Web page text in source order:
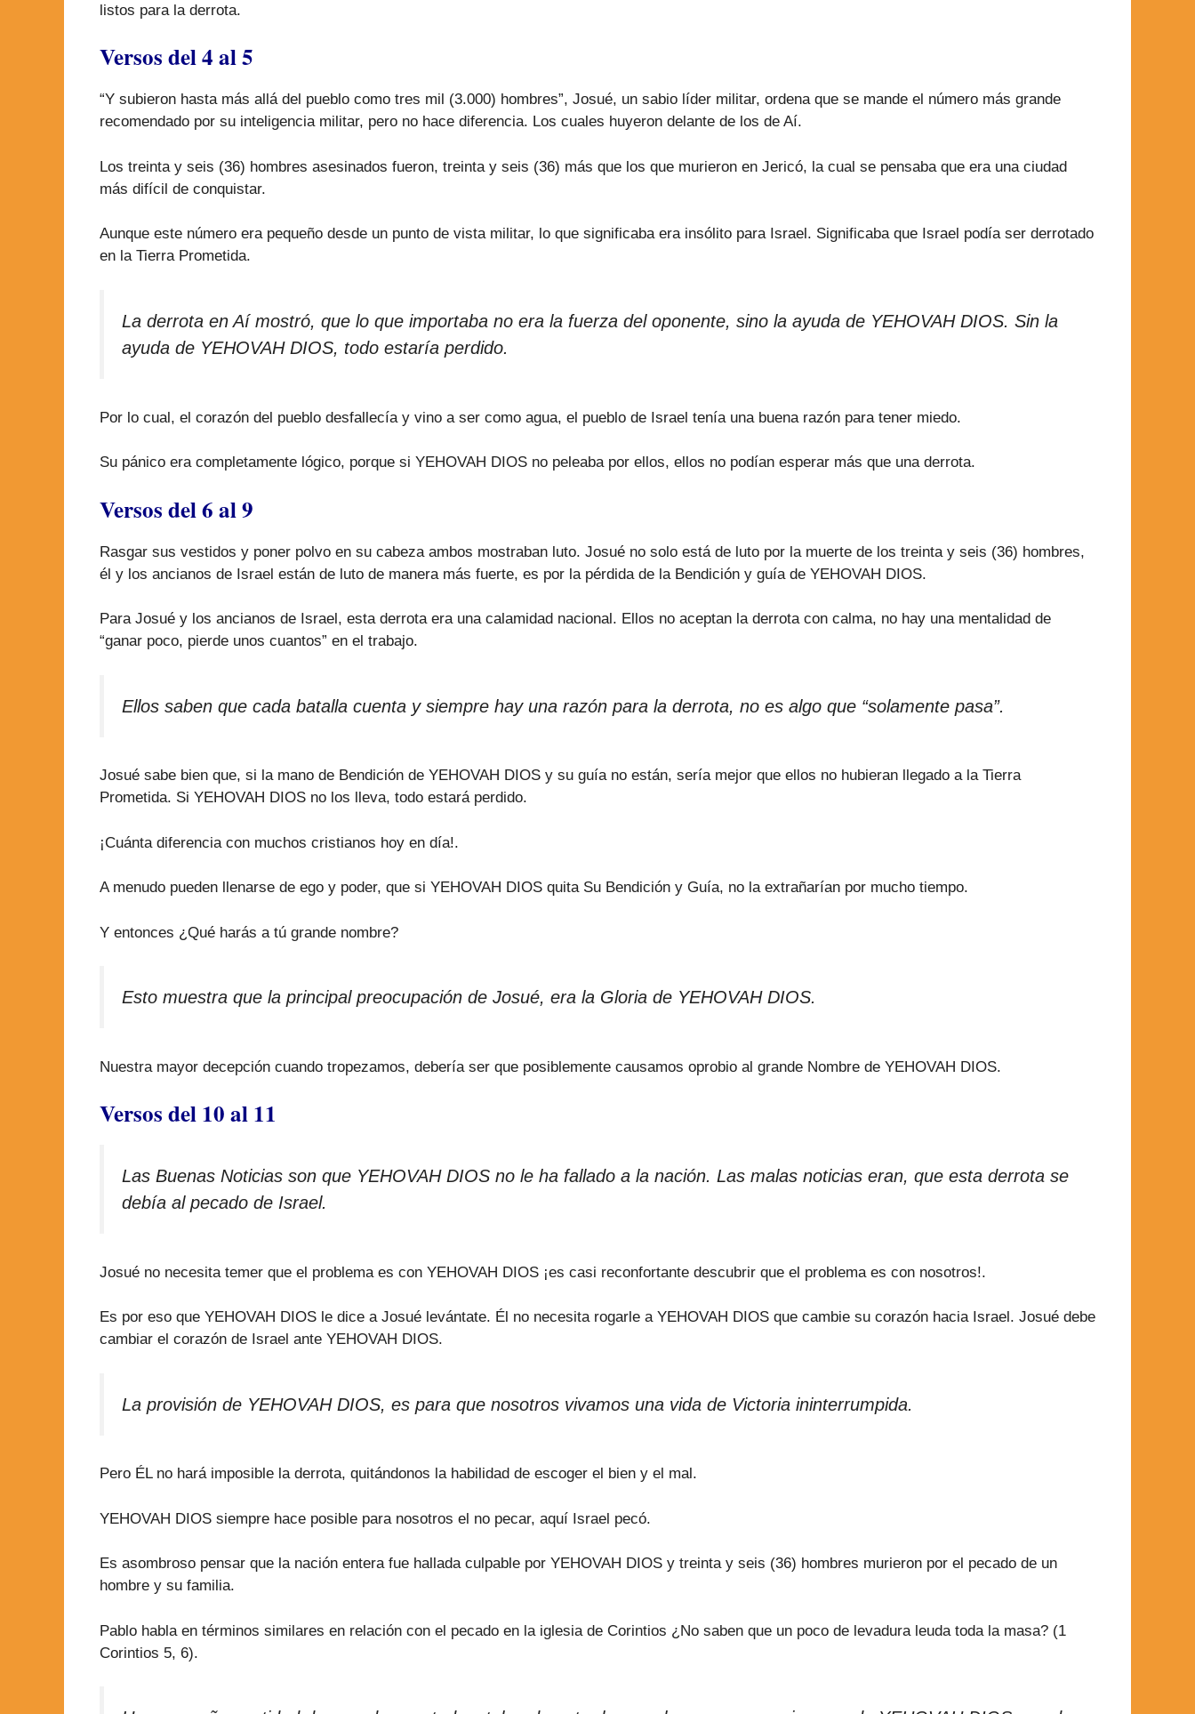
listos para la derrota.
Versos del 4 al 5
“Y subieron hasta más allá del pueblo como tres mil (3.000) hombres”, Josué, un sabio líder militar, ordena que se mande el número más grande
recomendado por su inteligencia militar, pero no hace diferencia. Los cuales huyeron delante de los de Aí.
Los treinta y seis (36) hombres asesinados fueron, treinta y seis (36) más que los que murieron en Jericó, la cual se pensaba que era una ciudad
más difícil de conquistar.
Aunque este número era pequeño desde un punto de vista militar, lo que significaba era insólito para Israel. Significaba que Israel podía ser derrotado
en la Tierra Prometida.
La derrota en Aí mostró, que lo que importaba no era la fuerza del oponente, sino la ayuda de YEHOVAH DIOS. Sin la
ayuda de YEHOVAH DIOS, todo estaría perdido.
Por lo cual, el corazón del pueblo desfallecía y vino a ser como agua, el pueblo de Israel tenía una buena razón para tener miedo.
Su pánico era completamente lógico, porque si YEHOVAH DIOS no peleaba por ellos, ellos no podían esperar más que una derrota.
Versos del 6 al 9
Rasgar sus vestidos y poner polvo en su cabeza ambos mostraban luto. Josué no solo está de luto por la muerte de los treinta y seis (36) hombres,
él y los ancianos de Israel están de luto de manera más fuerte, es por la pérdida de la Bendición y guía de YEHOVAH DIOS.
Para Josué y los ancianos de Israel, esta derrota era una calamidad nacional. Ellos no aceptan la derrota con calma, no hay una mentalidad de
“ganar poco, pierde unos cuantos” en el trabajo.
Ellos saben que cada batalla cuenta y siempre hay una razón para la derrota, no es algo que “solamente pasa”.
Josué sabe bien que, si la mano de Bendición de YEHOVAH DIOS y su guía no están, sería mejor que ellos no hubieran llegado a la Tierra
Prometida. Si YEHOVAH DIOS no los lleva, todo estará perdido.
¡Cuánta diferencia con muchos cristianos hoy en día!.
A menudo pueden llenarse de ego y poder, que si YEHOVAH DIOS quita Su Bendición y Guía, no la extrañarían por mucho tiempo.
Y entonces ¿Qué harás a tú grande nombre?
Esto muestra que la principal preocupación de Josué, era la Gloria de YEHOVAH DIOS.
Nuestra mayor decepción cuando tropezamos, debería ser que posiblemente causamos oprobio al grande Nombre de YEHOVAH DIOS.
Versos del 10 al 11
Las Buenas Noticias son que YEHOVAH DIOS no le ha fallado a la nación. Las malas noticias eran, que esta derrota se
debía al pecado de Israel.
Josué no necesita temer que el problema es con YEHOVAH DIOS ¡es casi reconfortante descubrir que el problema es con nosotros!.
Es por eso que YEHOVAH DIOS le dice a Josué levántate. Él no necesita rogarle a YEHOVAH DIOS que cambie su corazón hacia Israel. Josué debe
cambiar el corazón de Israel ante YEHOVAH DIOS.
La provisión de YEHOVAH DIOS, es para que nosotros vivamos una vida de Victoria ininterrumpida.
Pero ÉL no hará imposible la derrota, quitándonos la habilidad de escoger el bien y el mal.
YEHOVAH DIOS siempre hace posible para nosotros el no pecar, aquí Israel pecó.
Es asombroso pensar que la nación entera fue hallada culpable por YEHOVAH DIOS y treinta y seis (36) hombres murieron por el pecado de un
hombre y su familia.
Pablo habla en términos similares en relación con el pecado en la iglesia de Corintios ¿No saben que un poco de levadura leuda toda la masa? (1
Corintios 5, 6).